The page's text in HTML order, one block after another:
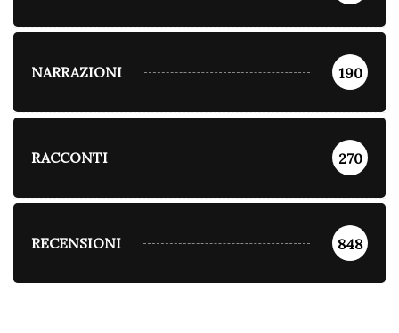
NARRAZIONI 190
RACCONTI 270
RECENSIONI 848